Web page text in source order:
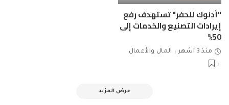
"أدنوك للحفر" تستهدف رفع
إيرادات التصنيع والخدمات إلى
50%
منذ 3 أشهر المال والأعمال
عرض المزيد